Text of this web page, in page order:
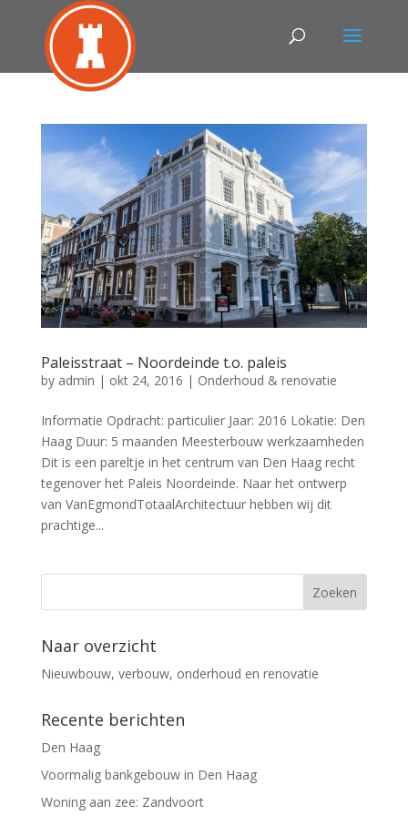
Paleisstraat – Noordeinde t.o. paleis
by admin | okt 24, 2016 | Onderhoud & renovatie
Informatie Opdracht: particulier Jaar: 2016 Lokatie: Den
Haag Duur: 5 maanden Meesterbouw werkzaamheden
Dit is een pareltje in het centrum van Den Haag recht
tegenover het Paleis Noordeinde. Naar het ontwerp
van VanEgmondTotaalArchitectuur hebben wij dit
prachtige...
Naar overzicht
Nieuwbouw, verbouw, onderhoud en renovatie
Recente berichten
Den Haag
Voormalig bankgebouw in Den Haag
Woning aan zee: Zandvoort